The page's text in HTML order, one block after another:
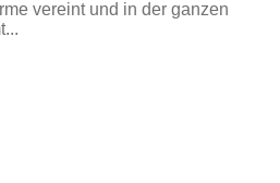
vereint und in der ganzen